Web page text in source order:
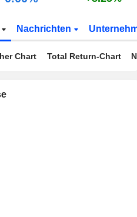
Nachrichten
Chart Total Return-Chart